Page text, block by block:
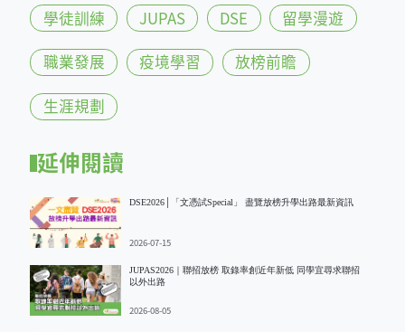
學徒訓練 JUPAS DSE 留學漫遊
職業發展 疫境學習 放榜前瞻
生涯規劃
延伸閱讀
DSE2026│「文憑試Special」 盡覽放榜升學出路最新資訊
2026-07-15
JUPAS2026｜聯招放榜 取錄率創近年新低 同學宜尋求聯招
以外出路
2026-08-05